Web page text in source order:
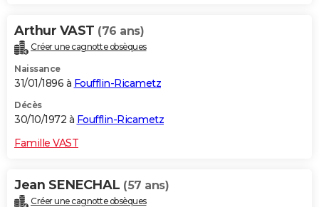
Arthur VAST (76 ans)
Créer une cagnotte obsèques
Naissance
31/01/1896 à Foufflin-Ricametz
Décès
30/10/1972 à Foufflin-Ricametz
Famille VAST
Jean SENECHAL (57 ans)
Créer une cagnotte obsèques